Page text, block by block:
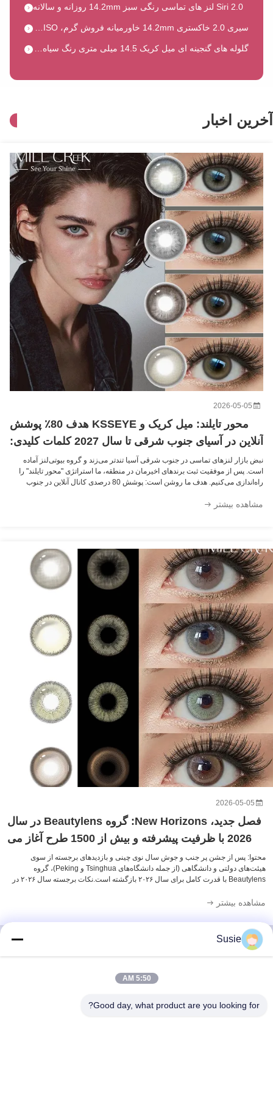
طراحی سالانه کهربای سیاه قطر 14.5 میلی‌متر، انحنای پایه 8.5 CE ISO
لنزهای لمسی رنگی سالیانه با 40 درصد آب، قطر 14.2 میلی متر و منحنی پایه 8.5 برای تناسب طبیعی
لنز تماسی سالانه رنگی خاکستری با 38% محتوای آب و انحنای پایه 8.5 برای راحتی در تمام طول روز
لنز تماسی طبیعی Millcreek در رنگ خاکستری شکر الماسی با 38% محتوای آب و انحنای پایه 8.5 برای استفاده سالانه با نسخه
لنز های تماسی طبیعی رنگ قهوه ای میل کریک پیر با 40 درصد آب و منحنی پایه 8.5 برای پوشیدن نسخه سالانه
لنزهای تماسی رنگی سالانه Mill Creek Angeles N Brown با رنگ قهوه ای طبیعی نرم و اثر بزرگ کننده ملایم ساخته شده از مواد با کیفیت بالای HEMA-NVP
Angeles N Amber 14.2mm لنز های تماس با رنگ های سالیانه برای بزرگ کردن چشم طبیعی با راحتی تمام روز
آخرین اخبار
2026-05-05
محور تایلند: میل کریک و KSSEYE هدف 80٪ پوشش
آنلاین در آسیای جنوب شرقی تا سال 2027 کلمات کلیدی:
لنزهای تماسی آسیای جنوب شرقی
نبض بازار لنزهای تماسی در جنوب شرقی آسیا تندتر می‌زند و گروه بیوتی‌لنز آماده
است. پس از موفقیت ثبت برندهای اخیرمان در منطقه، ما استراتژی "محور تایلند" را
راه‌اندازی می‌کنیم. هدف ما روشن است: پوشش 80 درصدی کانال آنلاین در جنوب
مشاهده بیشتر
2026-05-05
فصل جدید، New Horizons: گروه Beautylens در سال
2026 با ظرفیت پیشرفته و بیش از 1500 طرح آغاز می
محتوا: پس از جشن پر جنب و جوش سال نوی چینی و بازدیدهای برجسته از سوی
هیئت‌های دولتی و دانشگاهی (از جمله دانشگاه‌های Tsinghua و Peking)، گروه
Beautylens با قدرت کامل برای سال ۲۰۲۶ بازگشته است.نکات برجسته سال ۲۰۲۶ در
هستند.تحقیق و ...
مشاهده بیشتر
آدرس
Susie
5:50 AM
Good day, what product are you looking for?